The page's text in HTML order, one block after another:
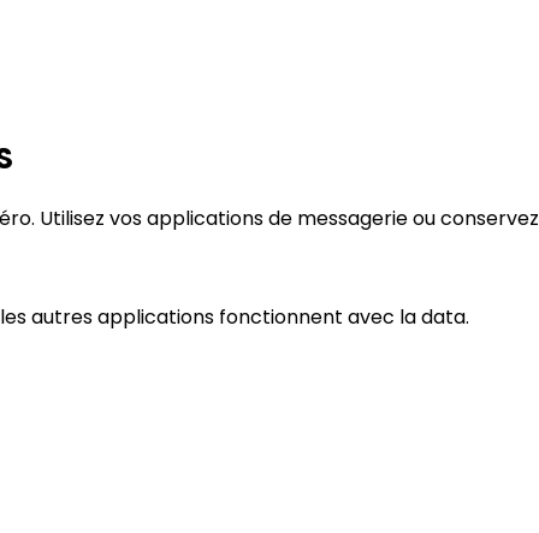
Utilisez vos applications de messagerie ou
les autres applications fonctionnent avec la data.